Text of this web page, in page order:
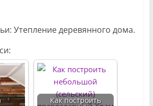
Утепление деревянного дома.
Как построить